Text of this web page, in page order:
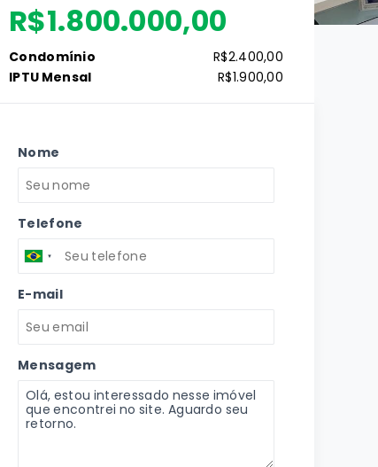
R$1.800.000,00
Condomínio
R$2.400,00
IPTU Mensal
R$1.900,00
Nome
Telefone
E-mail
Mensagem